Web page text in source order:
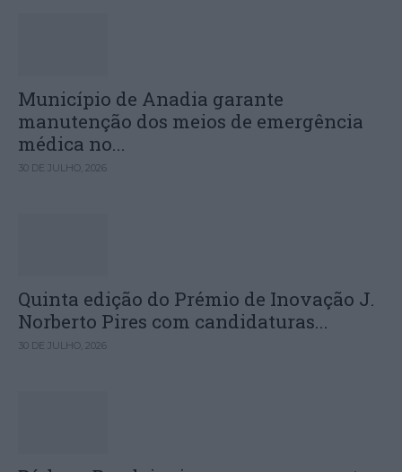
Município de Anadia garante
manutenção dos meios de emergência
médica no...
30 DE JULHO, 2026
Quinta edição do Prémio de Inovação J.
Norberto Pires com candidaturas...
30 DE JULHO, 2026